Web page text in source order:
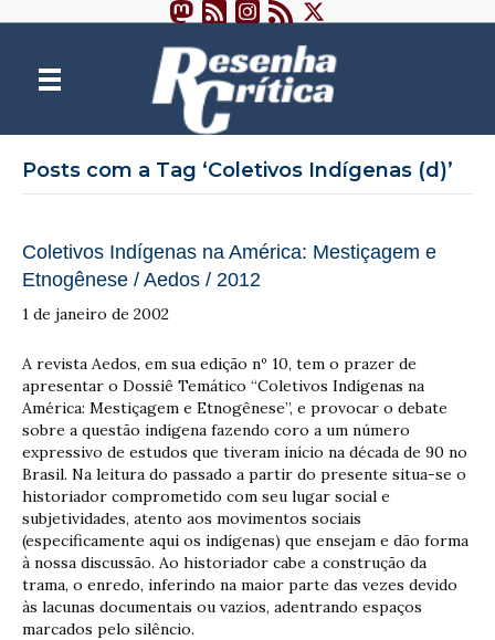
Posts com a Tag ‘Coletivos Indígenas (d)’
Coletivos Indígenas na América: Mestiçagem e
Etnogênese / Aedos / 2012
1 de janeiro de 2002
A revista Aedos, em sua edição nº 10, tem o prazer de
apresentar o Dossiê Temático “Coletivos Indígenas na
América: Mestiçagem e Etnogênese”, e provocar o debate
sobre a questão indígena fazendo coro a um número
expressivo de estudos que tiveram início na década de 90 no
Brasil. Na leitura do passado a partir do presente situa-se o
historiador comprometido com seu lugar social e
subjetividades, atento aos movimentos sociais
(especificamente aqui os indígenas) que ensejam e dão forma
à nossa discussão. Ao historiador cabe a construção da
trama, o enredo, inferindo na maior parte das vezes devido
às lacunas documentais ou vazios, adentrando espaços
marcados pelo silêncio.